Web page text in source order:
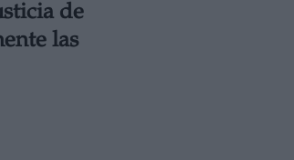
de
las